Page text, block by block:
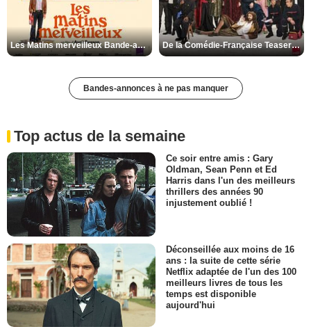
Les Matins merveilleux Bande-annonce VF De la Comédie-Française Teaser VF
Bandes-annonces à ne pas manquer
Top actus de la semaine
Ce soir entre amis : Gary
Oldman, Sean Penn et Ed
Harris dans l'un des meilleurs
thrillers des années 90
injustement oublié !
Déconseillée aux moins de 16
ans : la suite de cette série
Netflix adaptée de l'un des 100
meilleurs livres de tous les
temps est disponible
aujourd'hui